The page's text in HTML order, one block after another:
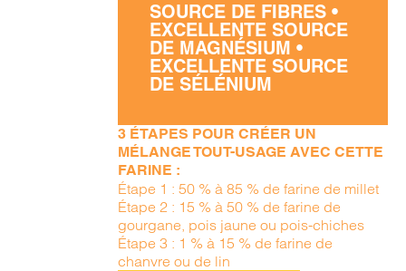
SOURCE DE FIBRES •
EXCELLENTE SOURCE
DE MAGNÉSIUM •
EXCELLENTE SOURCE
DE SÉLÉNIUM
3 ÉTAPES POUR CRÉER UN
MÉLANGE TOUT-USAGE AVEC CETTE
FARINE :
Étape 1 : 50 % à 85 % de farine de millet
Étape 2 : 15 % à 50 % de farine de
gourgane, pois jaune ou pois-chiches
Étape 3 : 1 % à 15 % de farine de
chanvre ou de lin